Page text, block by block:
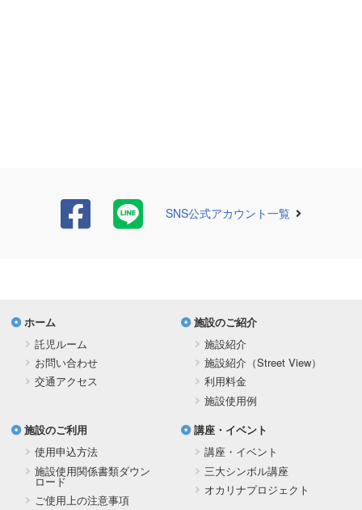
SNS公式アカウント一覧
ホーム
託児ルーム
お問い合わせ
交通アクセス
施設のご紹介
施設紹介
施設紹介（Street View）
利用料金
施設使用例
施設のご利用
使用申込方法
施設使用関係書類ダウン
ロード
ご使用上の注意事項
講座・イベント
講座・イベント
三大シンボル講座
オカリナプロジェクト